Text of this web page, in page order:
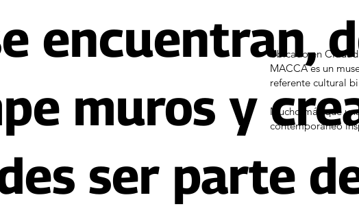
encuentran,
muros y
ser parte
Ubicado en
MACCA es un
referente cultural
Mucho más que
contemporáneo